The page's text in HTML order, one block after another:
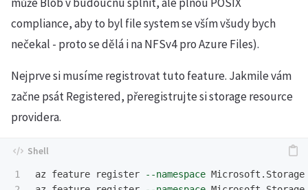
compliance, aby to byl file system se vším všudy bych
nečekal - proto se dělá i na NFSv4 pro Azure Files).
Nejprve si musíme registrovat tuto feature. Jakmile vám
začne psát Registered, přeregistrujte si storage resource
providera.
1
az feature register --namespace